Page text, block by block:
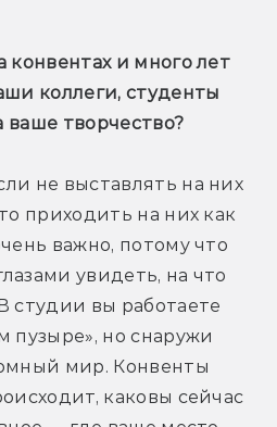
конвентах и много лет
коллеги, студенты
ваше творчество?
не выставлять на них
приходить на них как
важно, потому что
увидеть, на что
студии вы работаете
пузыре», но снаружи
мир. Конвенты
каковы сейчас